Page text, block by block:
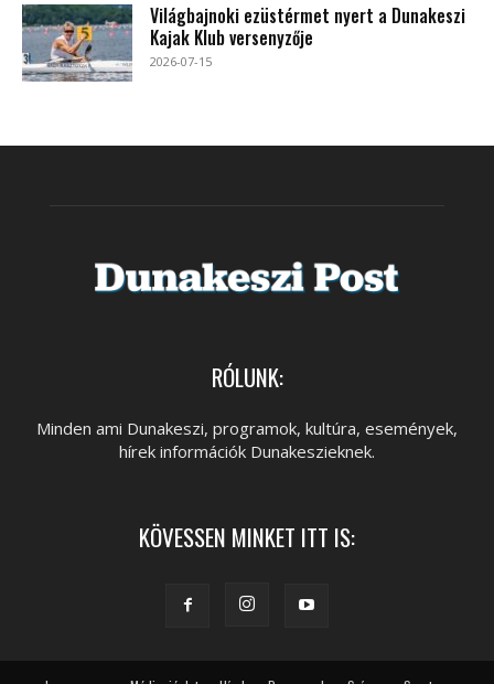
Világbajnoki ezüstérmet nyert a Dunakeszi
Kajak Klub versenyzője
2026-07-15
RÓLUNK:
Minden ami Dunakeszi, programok, kultúra, események,
hírek információk Dunakeszieknek.
KÖVESSEN MINKET ITT IS: